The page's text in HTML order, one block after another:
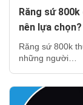
Răng sứ
nên lựa chọn?
Răng sứ 800k
những người…